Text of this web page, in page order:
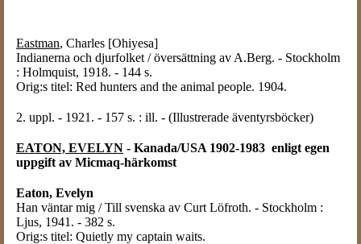
Eastman, Charles [Ohiyesa]
Indianerna och djurfolket / översättning av A.Berg. - Stockholm
: Holmquist, 1918. - 144 s.
Orig:s titel: Red hunters and the animal people. 1904.
2. uppl. - 1921. - 157 s. : ill. - (Illustrerade äventyrsböcker)
EATON, EVELYN - Kanada/USA 1902-1983 enligt egen
uppgift av Micmaq-härkomst
Eaton, Evelyn
Han väntar mig / Till svenska av Curt Löfroth. - Stockholm :
Ljus, 1941. - 382 s.
Orig:s titel: Quietly my captain waits.